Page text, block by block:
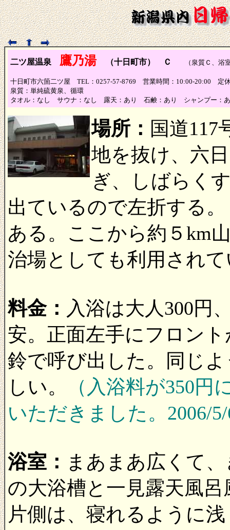
二ツ屋温泉 鷹乃湯 （十日町市） Ｃ （泉質Ｃ、浴
十日町市六箇二ツ屋 TEL：0257-57-8769 営業時間：10:00-20:00 定
泉質：単純硫黄泉、循環
タオル：なし サウナ：なし 露天：あり 石鹸：あり シャンプー：
場所： 国道117
地を抜け、六
ぎ、しばらく
出ているので左折する
ある。ここから約５km
治場としても利用され
料金： 入浴は大人300円
安。正面左手にフロン
鈴で呼び出した。同じ
しい。
（入浴料が350
いただきました。2006/
浴室： まあまあ広くて
の大浴槽と一見露天風
片側は、寝れるように